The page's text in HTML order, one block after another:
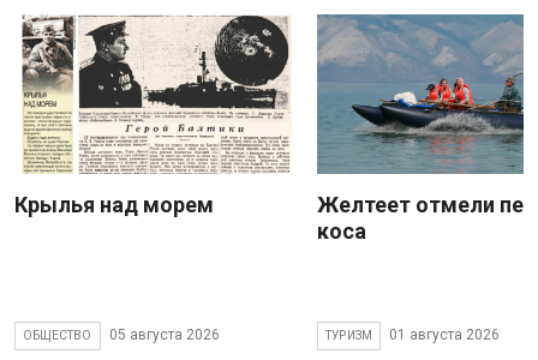
Крылья над морем
ОБЩЕСТВО 05 августа 2026
Желтеет отмели
коса
ТУРИЗМ 01 августа 2026